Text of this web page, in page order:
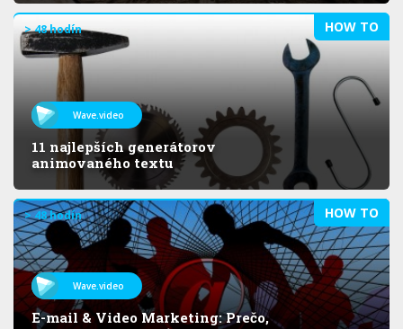
HOW TO
> 48 hodín
Wave.video
11 najlepších generátorov
animovaného textu
HOW TO
> 48 hodín
Wave.video
E-mail & Video Marketing: Prečo,